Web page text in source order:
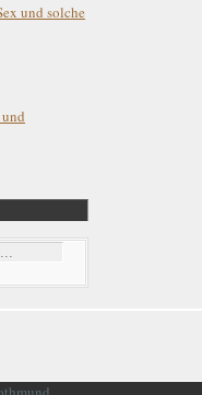
und solche